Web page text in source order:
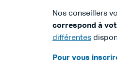
Nos conseillers
correspond à
différentes
Pour vous